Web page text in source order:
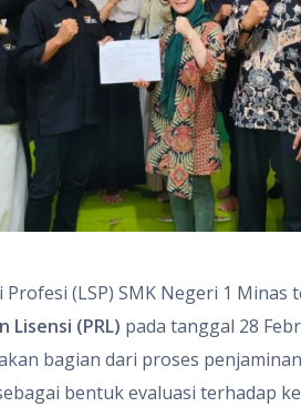
(LSP) SMK Negeri 1
Lisensi (PRL) pada tanggal 28
bagian dari proses
bentuk evaluasi terhadap